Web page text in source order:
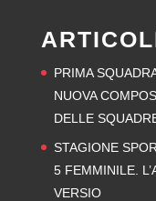
PRIMA
NUOVA
DELLE
STAGIONE
5 FEMMINILE.
VERSIO